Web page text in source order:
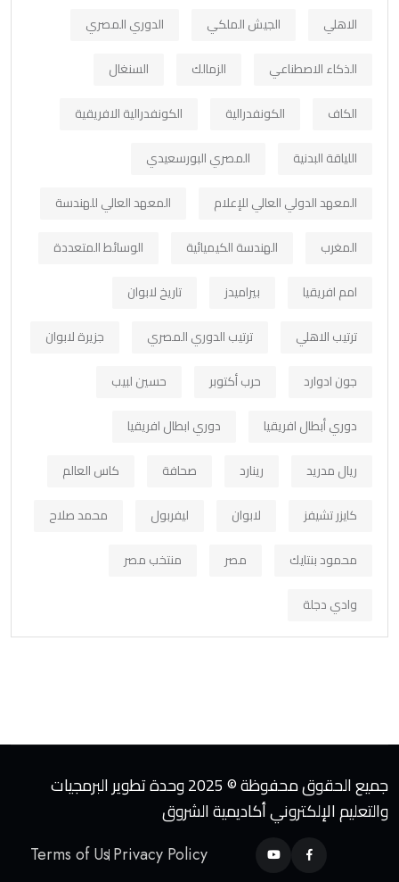
الاهلي
الجيش الملكي
الدوري المصري
الذكاء الاصطناعي
الزمالك
السنغال
الكاف
الكونفدرالية
الكونفدرالية الافريقية
اللياقة البدنية
المصري البورسعيدي
المعهد الدولي العالي للإعلام
المعهد العالي للهندسة
المغرب
الهندسة الكيميائية
الوسائط المتعددة
امم افريقيا
بيراميدز
تاريخ لابوان
ترتيب الاهلي
ترتيب الدوري المصري
جزيرة لابوان
جون ادوارد
حرب أكتوبر
حسين لبيب
دوري أبطال افريقيا
دوري ابطال افريقيا
ريال مدريد
رينارد صحافة
كاس العالم
كايزر تشيفز
لابوان ليفربول
محمد صلاح
محمود بنتايك
مصر
منتخب مصر
وادي دجلة
جميع الحقوق محفوظة © 2025 وحدة تطوير البرمجيات
والتعليم الإلكتروني أكاديمية الشروق
Terms of UsPrivacy Policy